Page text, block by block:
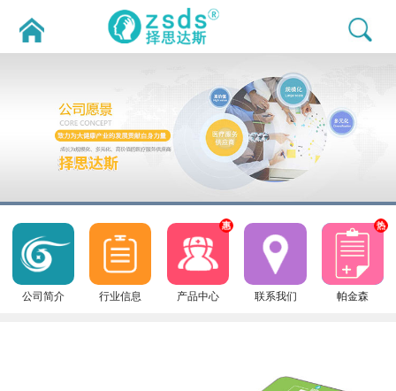
公司简介 行业信息 产品中心
惠
联系我们 帕金森
热